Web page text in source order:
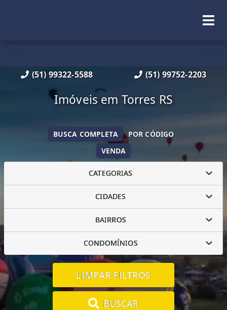
(51) 99322-5588 (51) 99752-2203
Imóveis em Torres RS
VENDA
BUSCA COMPLETA POR CÓDIGO
CATEGORIAS
CIDADES
BAIRROS
CONDOMÍNIOS
LIMPAR FILTROS
BUSCAR